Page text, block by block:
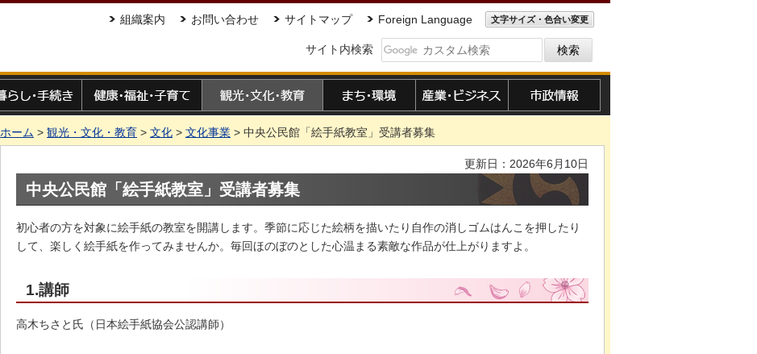
組織案内 お問い合わせ サイトマップ Foreign Language 文字サイズ・色合い変更
サイト内検索
ホーム > 観光・文化・教育 > 文化 > 文化事業 > 中央公民館「絵手紙教室」受講者募集
更新日：2026年6月10日
中央公民館「絵手紙教室」受講者募集
初心者の方を対象に絵手紙の教室を開講します。季節に応じた絵柄を描いたり自作の消しゴムはんこを押したり
して、楽しく絵手紙を作ってみませんか。毎回ほのぼのとした心温まる素敵な作品が仕上がりますよ。
1.講師
高木ちさと氏（日本絵手紙協会公認講師）